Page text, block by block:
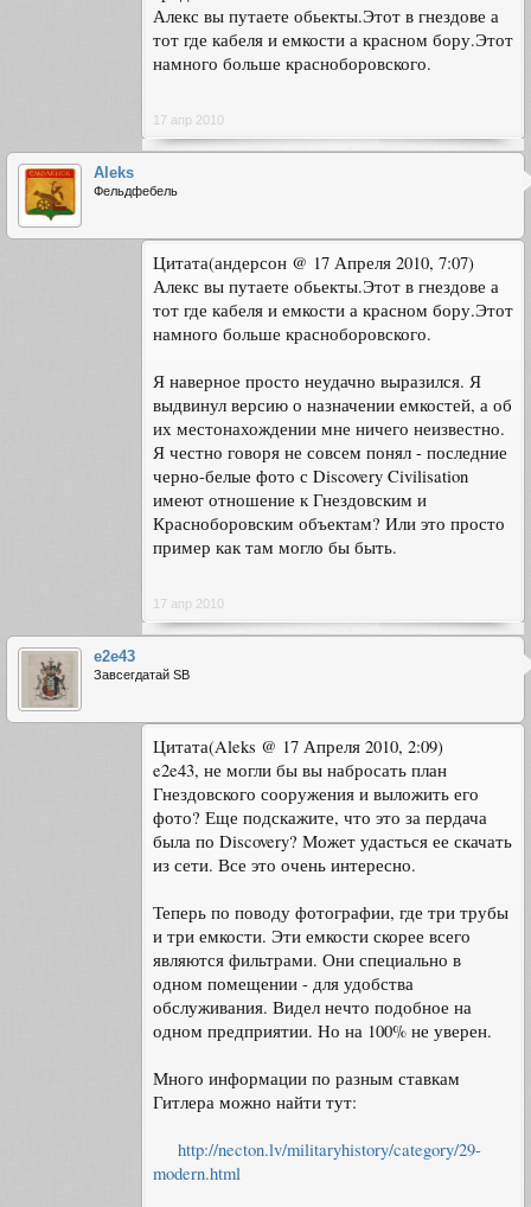
Алекс вы путаете обьекты.Этот в гнездове а
тот где кабеля и емкости а красном бору.Этот
намного больше красноборовского.
17 апр 2010
Aleks
Фельдфебель
Цитата(андерсон @ 17 Апреля 2010, 7:07)
Алекс вы путаете обьекты.Этот в гнездове а
тот где кабеля и емкости а красном бору.Этот
намного больше красноборовского.
Я наверное просто неудачно выразился. Я
выдвинул версию о назначении емкостей, а об
их местонахождении мне ничего неизвестно.
Я честно говоря не совсем понял - последние
черно-белые фото с Discovery Civilisation
имеют отношение к Гнездовским и
Красноборовским объектам? Или это просто
пример как там могло бы быть.
17 апр 2010
e2e43
Завсегдатай SB
Цитата(Aleks @ 17 Апреля 2010, 2:09)
e2e43, не могли бы вы набросать план
Гнездовского сооружения и выложить его
фото? Еще подскажите, что это за пердача
была по Discovery? Может удасться ее скачать
из сети. Все это очень интересно.
Теперь по поводу фотографии, где три трубы
и три емкости. Эти емкости скорее всего
являются фильтрами. Они специально в
одном помещении - для удобства
обслуживания. Видел нечто подобное на
одном предприятии. Но на 100% не уверен.
Много информации по разным ставкам
Гитлера можно найти тут:
http://necton.lv/militaryhistory/category/29-
modern.html